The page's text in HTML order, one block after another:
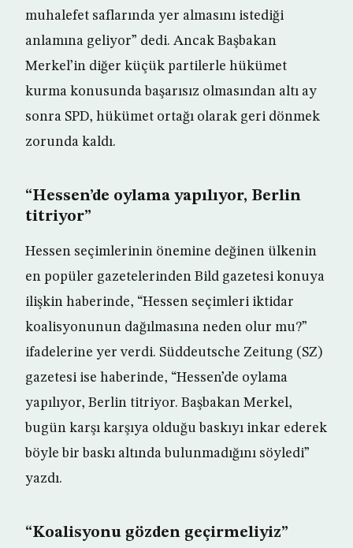
muhalefet saflarında yer almasını istediği
anlamına geliyor” dedi. Ancak Başbakan
Merkel’in diğer küçük partilerle hükümet
kurma konusunda başarısız olmasından altı ay
sonra SPD, hükümet ortağı olarak geri dönmek
zorunda kaldı.
“Hessen’de oylama yapılıyor, Berlin
titriyor”
Hessen seçimlerinin önemine değinen ülkenin
en popüler gazetelerinden Bild gazetesi konuya
ilişkin haberinde, “Hessen seçimleri iktidar
koalisyonunun dağılmasına neden olur mu?”
ifadelerine yer verdi. Süddeutsche Zeitung (SZ)
gazetesi ise haberinde, “Hessen’de oylama
yapılıyor, Berlin titriyor. Başbakan Merkel,
bugün karşı karşıya olduğu baskıyı inkar ederek
böyle bir baskı altında bulunmadığını söyledi”
yazdı.
“Koalisyonu gözden geçirmeliyiz”